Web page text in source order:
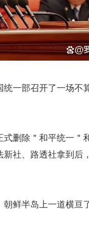
一部召开了一场不
删除＂和平统一＂
社、路透社拿到后
鲜半岛上一道横亘